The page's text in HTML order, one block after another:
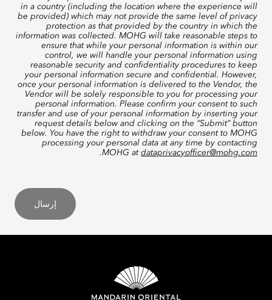
in a country (including the location where the experience will
be provided) which may not provide the same level of privacy
protection as that provided by the country in which the
information was collected. MOHG will take reasonable steps to
ensure that while your personal information is within our
control, we will handle your personal information using
reasonable security and confidentiality procedures to keep
your personal information secure and confidential. However,
once your personal information is delivered to the Vendor, the
Vendor will be solely responsible to you for processing your
personal information. Please confirm your consent to such
transfer and use of your personal information by inserting your
request details below and clicking on the “Submit” button
below. You have the right to withdraw your consent to MOHG
processing your personal data at any time by contacting
MOHG at dataprivacyofficer@mohg.com
.
إرسال